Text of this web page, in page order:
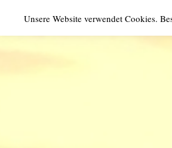
return
Unsere Website verwendet Cookies.